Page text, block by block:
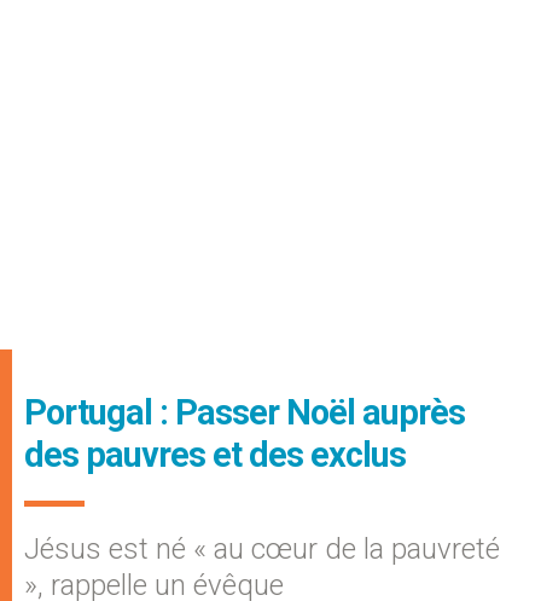
Portugal : Passer Noël auprès
des pauvres et des exclus
Jésus est né « au cœur de la pauvreté
», rappelle un évêque